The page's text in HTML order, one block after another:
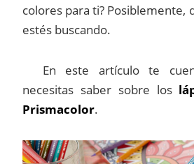
colores para ti? Posiblemente,
estés buscando.
En este artículo te
necesitas saber sobre los
Prismacolor.